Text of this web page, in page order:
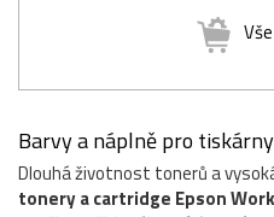
Barvy a náplně pro
Dlouhá životnost tonerů a
tonery a cartridge Epson